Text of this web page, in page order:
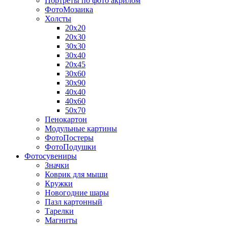
ФотоМозаика
Холсты
20х20
20х30
30х30
30х40
20х45
30х60
30х90
40х40
40х60
50х70
Пенокартон
Модульные картины
ФотоПостеры
ФотоПодушки
Фотоcувениры
Значки
Коврик для мыши
Кружки
Новогодние шары
Пазл картонный
Тарелки
Магниты